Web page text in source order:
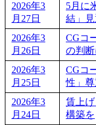
2026年3
月27日
5月に
結」
2026年3
月26日
CGコ
の判断
2026年3
月25日
CGコ
性」
2026年3
月24日
賃上
構築を